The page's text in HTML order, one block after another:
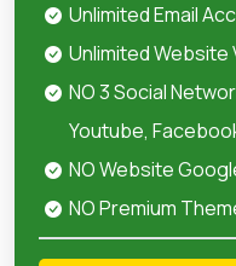
Unlimited Email
Unlimited Website
NO 3 Social
Youtube,
NO Website
NO Premium